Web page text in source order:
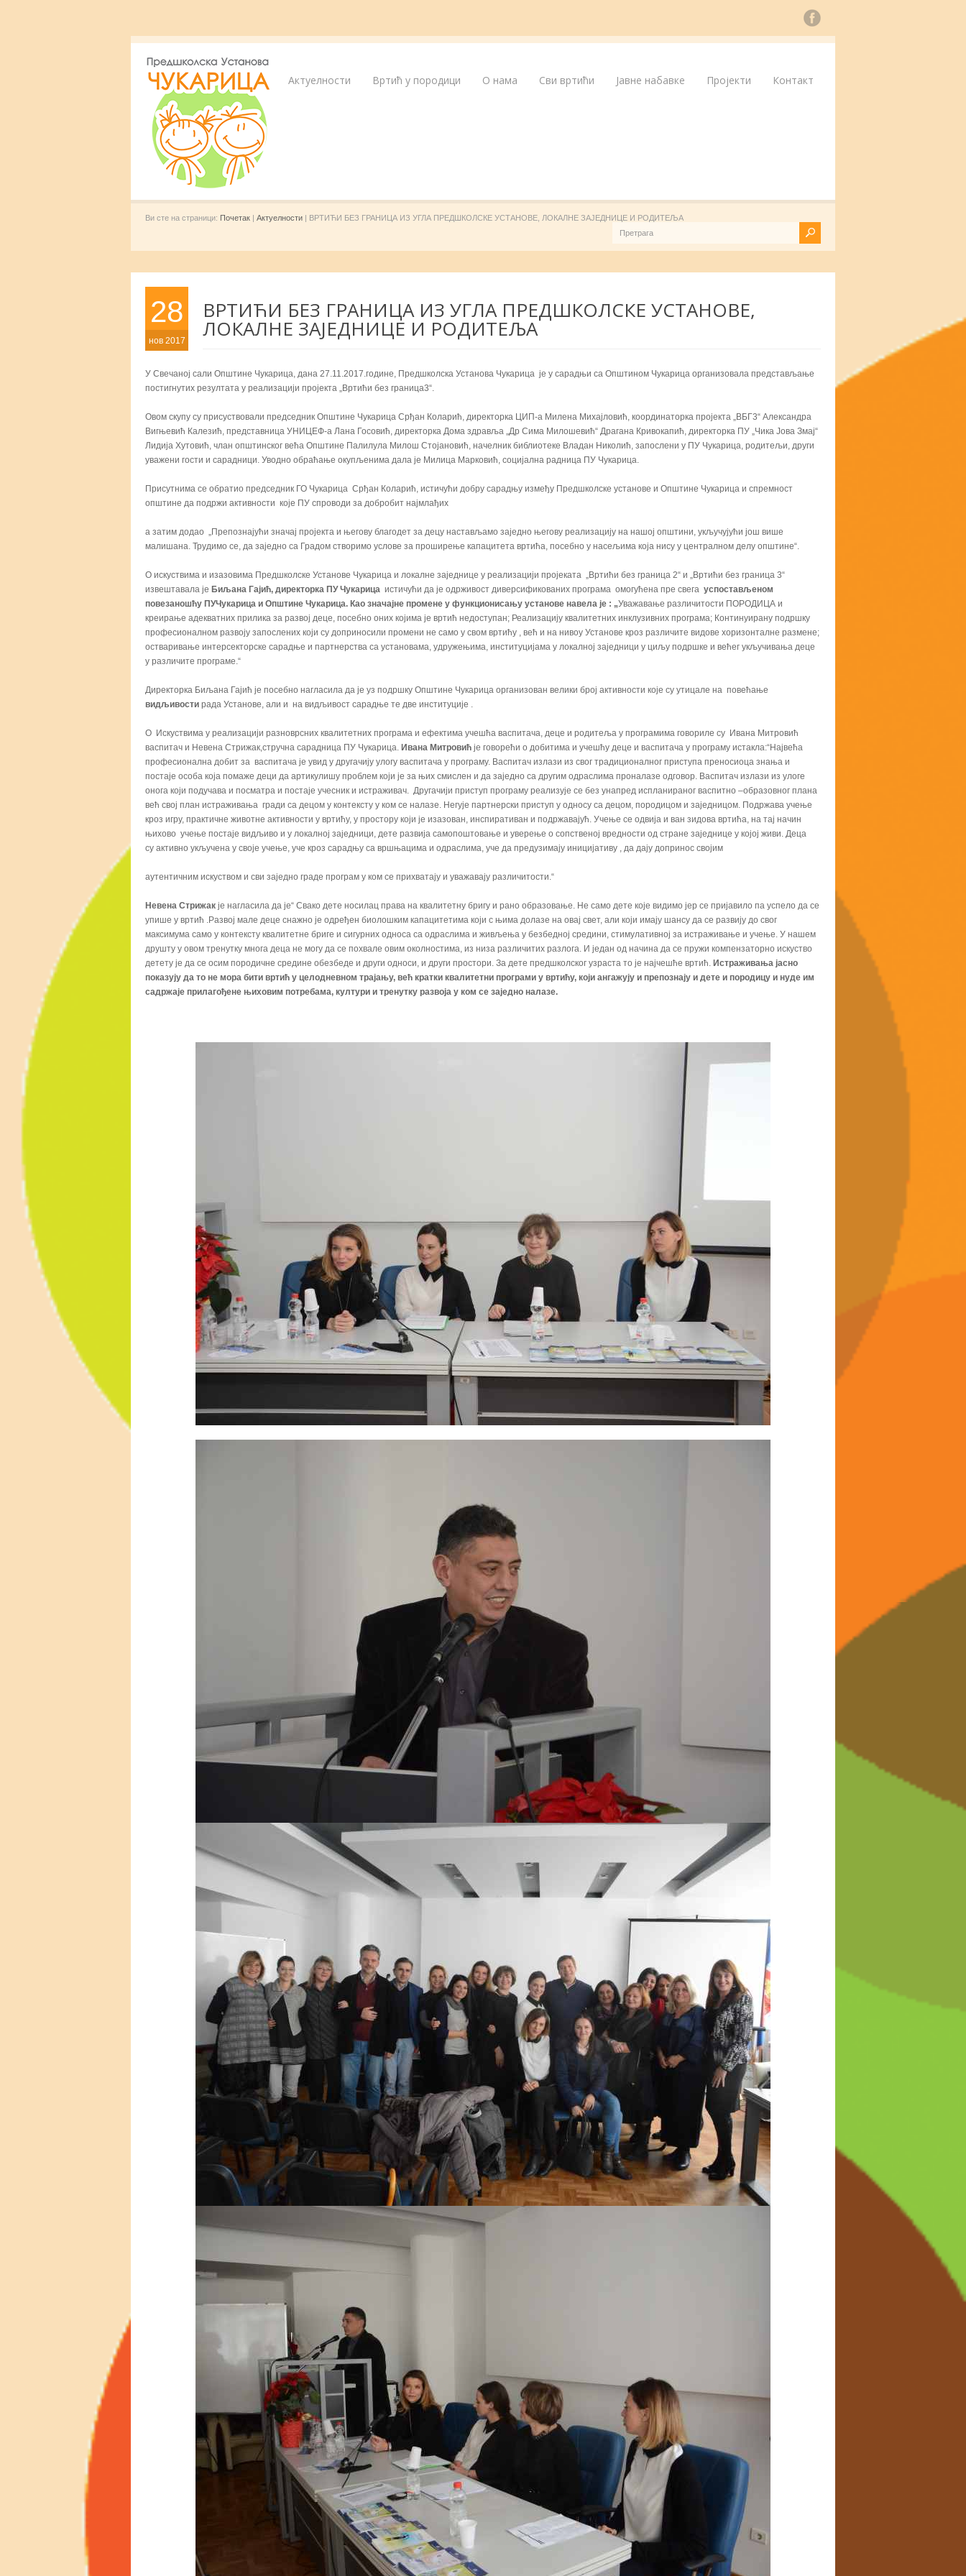
Актуелности Вртић у породици О нама Сви вртићи Јавне набавке Пројекти Контакт
Ви сте на страници: Почетак | Актуелности | ВРТИЋИ БЕЗ ГРАНИЦА ИЗ УГЛА ПРЕДШКОЛСКЕ УСТАНОВЕ, ЛОКАЛНЕ ЗАЈЕДНИЦЕ И РОДИТЕЉА
28
нов 2017
ВРТИЋИ БЕЗ ГРАНИЦА ИЗ УГЛА ПРЕДШКОЛСКЕ УСТАНОВЕ,
ЛОКАЛНЕ ЗАЈЕДНИЦЕ И РОДИТЕЉА
У Свечаној сали Општине Чукарица, дана 27.11.2017.године, Предшколска Установа Чукарица је у сарадњи са Општином Чукарица организовала представљање
постигнутих резултата у реализацији пројекта „Вртићи без граница3“.
Овом скупу су присуствовали председник Општине Чукарица Срђан Коларић, директорка ЦИП-а Милена Михајловић, координаторка пројекта „ВБГ3“ Александра
Вигњевић Калезић, представница УНИЦЕФ-а Лана Госовић, директорка Дома здравља „Др Сима Милошевић“ Драгана Кривокапић, директорка ПУ „Чика Јова Змај“
Лидија Хутовић, члан општинског већа Општине Палилула Милош Стојановић, начелник библиотеке Владан Николић, запослени у ПУ Чукарица, родитељи, други
уважени гости и сарадници. Уводно обраћање окупљенима дала је Милица Марковић, социјална радница ПУ Чукарица.
Присутнима се обратио председник ГО Чукарица Срђан Коларић, истичући добру сарадњу између Предшколске установе и Општине Чукарица и спремност
општине да подржи активности које ПУ спроводи за добробит најмлађих
а затим додао „Препознајући значај пројекта и његову благодет за децу настављамо заједно његову реализацију на нашој општини, укључујући још више
малишана. Трудимо се, да заједно са Градом створимо услове за проширење капацитета вртића, посебно у насељима која нису у централном делу општине“.
О искуствима и изазовима Предшколске Установе Чукарица и локалне заједнице у реализацији пројеката „Вртићи без граница 2“ и „Вртићи без граница 3“
извештавала је Биљана Гајић, директорка ПУ Чукарица истичући да је одрживост диверсификованих програма омогућена пре свега успостављеном
повезаношћу ПУЧукарица и Општине Чукарица. Као значајне промене у функционисању установе навела је : „Уважавање различитости ПОРОДИЦА и
креирање адекватних прилика за развој деце, посебно оних којима је вртић недоступан; Реализацију квалитетних инклузивних програма; Континуирану подршку
професионалном развоју запослених који су доприносили промени не само у свом вртићу , већ и на нивоу Установе кроз различите видове хоризонталне размене;
остваривање интерсекторске сарадње и партнерства са установама, удружењима, институцијама у локалној заједници у циљу подршке и већег укључивања деце
у различите програме.“
Директорка Биљана Гајић је посебно нагласила да је уз подршку Општине Чукарица организован велики број активности које су утицале на повећање
видљивости рада Установе, али и на видљивост сарадње те две институције .
О Искуствима у реализацији разноврсних квалитетних програма и ефектима учешћа васпитача, деце и родитеља у програмима говориле су Ивана Митровић
васпитач и Невена Стрижак,стручна сарадница ПУ Чукарица. Ивана Митровић је говорећи о добитима и учешћу деце и васпитача у програму истакла:“Највећа
професионална добит за васпитача је увид у другачију улогу васпитача у програму. Васпитач излази из свог традиционалног приступа преносиоца знања и
постаје особа која помаже деци да артикулишу проблем који је за њих смислен и да заједно са другим одраслима проналазе одговор. Васпитач излази из улоге
онога који подучава и посматра и постаје учесник и истраживач. Другачији приступ програму реализује се без унапред испланираног васпитно –образовног плана
већ свој план истраживања гради са децом у контексту у ком се налазе. Негује партнерски приступ у односу са децом, породицом и заједницом. Подржава учење
кроз игру, практичне животне активности у вртићу, у простору који је изазован, инспиративан и подржавајућ. Учење се одвија и ван зидова вртића, на тај начин
њихово учење постаје видљиво и у локалној заједници, дете развија самопоштовање и уверење о сопственој вредности од стране заједнице у којој живи. Деца
су активно укључена у своје учење, уче кроз сарадњу са вршњацима и одраслима, уче да предузимају иницијативу , да дају допринос својим
аутентичним искуством и сви заједно граде програм у ком се прихватају и уважавају различитости.“
Невена Стрижак је нагласила да је“ Свако дете носилац права на квалитетну бригу и рано образовање. Не само дете које видимо јер се пријавило па успело да се
упише у вртић .Развој мале деце снажно је одређен биолошким капацитетима који с њима долазе на овај свет, али који имају шансу да се развију до свог
максимума само у контексту квалитетне бриге и сигурних односа са одраслима и живљења у безбедној средини, стимулативној за истраживање и учење. У нашем
друшту у овом тренутку многа деца не могу да се похвале овим околностима, из низа различитих разлога. И један од начина да се пружи компензаторно искуство
детету је да се осим породичне средине обезбеде и други односи, и други простори. За дете предшколског узраста то је најчешће вртић. Истраживања јасно
показују да то не мора бити вртић у целодневном трајању, већ кратки квалитетни програми у вртићу, који ангажују и препознају и дете и породицу и нуде им
садржаје прилагођене њиховим потребама, култури и тренутку развоја у ком се заједно налазе.